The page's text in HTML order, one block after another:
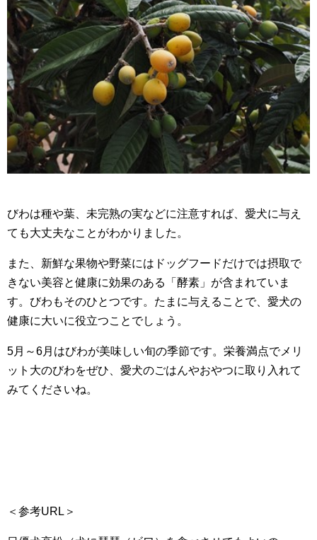
びわは種や葉、未完熟の実などに注意すれば、愛犬に与え
ても大丈夫なことがわかりました。
また、新鮮な果物や野菜にはドッグフードだけでは摂取で
きない美容と健康に効果のある「酵素」が含まれていま
す。びわもそのひとつです。たまに与えることで、愛犬の
健康に大いに役立つことでしょう。
5月～6月はびわが美味しい旬の季節です。栄養満点でメリ
ット大のびわをぜひ、愛犬のごはんやおやつに取り入れて
みてくださいね。
＜参考URL＞